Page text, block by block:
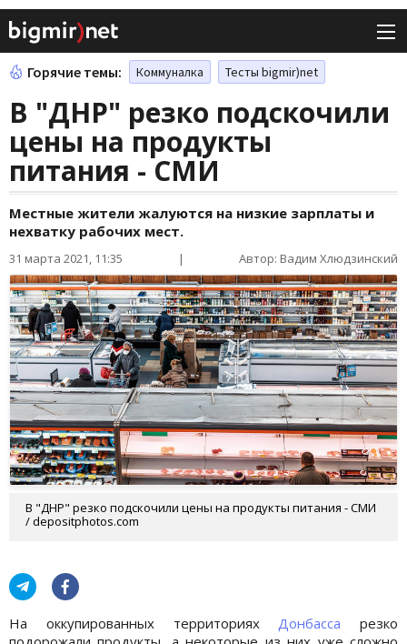
Горячие темы: Коммуналка Тесты bigmir)net
В "ДНР" резко подскочили
цены на продукты
питания - СМИ
Местные жители жалуются на низкие зарплаты и
нехватку рабочих мест.
31 марта 2021, 11:35 | Автор: Вадим Хлюдзинский
В "ДНР" резко подскочили цены на продукты питания - СМИ
/ depositphotos.com
На оккупированных территориях Донбасса резко